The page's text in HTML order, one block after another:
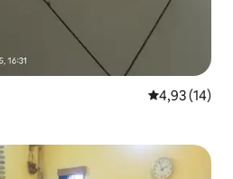
Średnia
4,93 (14)